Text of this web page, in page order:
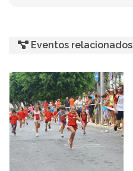
Eventos relacionados